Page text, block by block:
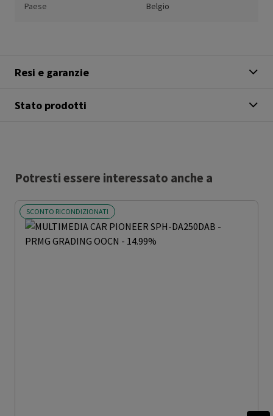
Paese Belgio
Resi e garanzie
Stato prodotti
Potresti essere interessato anche a
SCONTO RICONDIZIONATI